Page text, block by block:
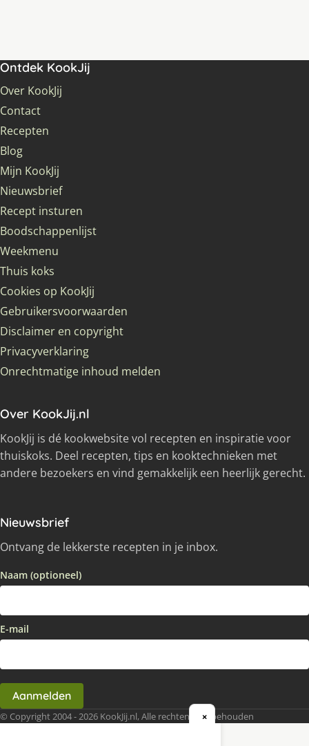
Ontdek KookJij
Over KookJij
Contact
Recepten
Blog
Mijn KookJij
Nieuwsbrief
Recept insturen
Boodschappenlijst
Weekmenu
Thuis koks
Cookies op KookJij
Gebruikersvoorwaarden
Disclaimer en copyright
Privacyverklaring
Onrechtmatige inhoud melden
Over KookJij.nl
KookJij is dé kookwebsite vol recepten en inspiratie voor
thuiskoks. Deel recepten, tips en kooktechnieken met
andere bezoekers en vind gemakkelijk een heerlijk gerecht.
Nieuwsbrief
Ontvang de lekkerste recepten in je inbox.
Naam (optioneel)
E-mail
Aanmelden
© Copyright 2004 - 2026 KookJij.nl, Alle rechten voorbehouden
×